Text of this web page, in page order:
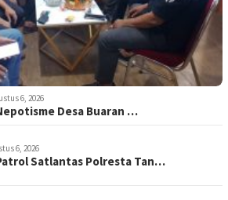
6, 2026
Desa Buaran …
6, 2026
Satlantas Polresta Tan…